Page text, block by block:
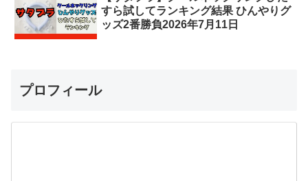
すら試してランキング結果 ひんやりグ
ッズ2番勝負2026年7月11日
プロフィール